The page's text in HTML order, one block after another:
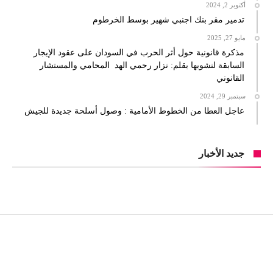
أكتوبر 2, 2024
تدمير مقر بنك اجنبي شهير بوسط الخرطوم
مايو 27, 2025
مذكرة قانونية حول أثر الحرب في السودان على عقود الإيجار
السابقة لنشوبها بقلم: نزار رحمي الهد المحامي والمستشار
القانوني
سبتمبر 29, 2024
عاجل العطا من الخطوط الأمامية : وصول أسلحة جديدة للجيش
جديد الأخبار